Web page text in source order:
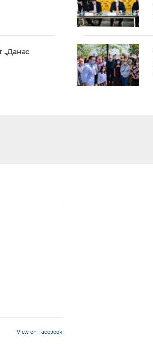
„Данас
View on Facebook